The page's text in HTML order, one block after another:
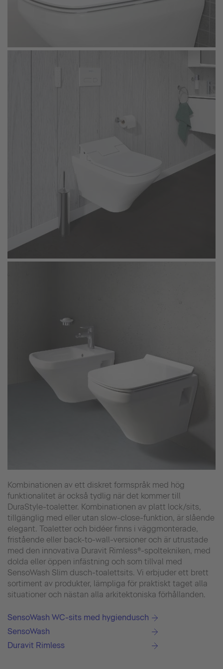
Kombinationen av ett diskret formspråk med hög
funktionalitet är också tydlig när det kommer till
DuraStyle-toaletter. Kombinationen av platt lock/sits,
tillgänglig med eller utan slow-close-funktion, är slående
elegant. Toaletter och bidéer finns i väggmonterade,
fristående eller back-to-wall-versioner och är utrustade
med den innovativa Duravit Rimless®-spoltekniken, med
dolda eller öppen infästning och som tillval med
SensoWash Slim dusch-toalettsits. Vi erbjuder ett brett
sortiment av produkter, lämpliga för praktiskt taget alla
situationer och nästan alla arkitektoniska förhållanden.
SensoWash WC-sits med hygiendusch
SensoWash
Duravit Rimless